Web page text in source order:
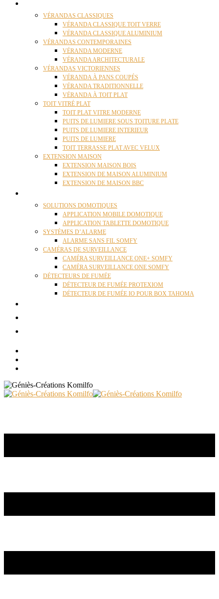
VÉRANDAS CLASSIQUES
VÉRANDA CLASSIQUE TOIT VERRE
VÉRANDA CLASSIQUE ALUMINIUM
VÉRANDAS CONTEMPORAINES
VÉRANDA MODERNE
VÉRANDA ARCHITECTURALE
VÉRANDAS VICTORIENNES
VÉRANDA À PANS COUPÉS
VÉRANDA TRADITIONNELLE
VÉRANDA À TOIT PLAT
TOIT VITRÉ PLAT
TOIT PLAT VITRE MODERNE
PUITS DE LUMIERE SOUS TOITURE PLATE
PUITS DE LUMIERE INTERIEUR
PUITS DE LUMIERE
TOIT TERRASSE PLAT AVEC VELUX
EXTENSION MAISON
EXTENSION MAISON BOIS
EXTENSION DE MAISON ALUMINIUM
EXTENSION DE MAISON BBC
SOLUTIONS DOMOTIQUES
APPLICATION MOBILE DOMOTIQUE
APPLICATION TABLETTE DOMOTIQUE
SYSTÈMES D’ALARME
ALARME SANS FIL SOMFY
CAMÉRAS DE SURVEILLANCE
CAMÉRA SURVEILLANCE ONE+ SOMFY
CAMÉRA SURVEILLANCE ONE SOMFY
DÉTECTEURS DE FUMÉE
DÉTECTEUR DE FUMÉE PROTEXIOM
DÉTECTEUR DE FUMÉE IO POUR BOX TAHOMA